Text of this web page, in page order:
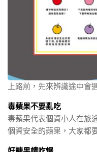
上路前，先來辨識途中會
毒蘋果不要亂吃
毒蘋果代表個資小人在旅
個資安全的蘋果，大家都